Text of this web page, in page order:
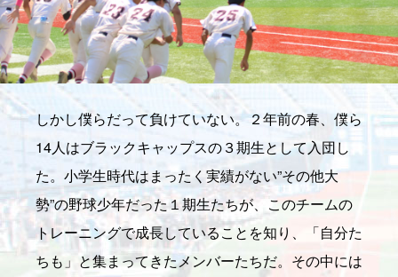
しかし僕らだって負けていない。２年前の春、僕ら
14人はブラックキャップスの３期生として入団し
た。小学生時代はまったく実績がない”その他大
勢”の野球少年だった１期生たちが、このチームの
トレーニングで成長していることを知り、「自分た
ちも」と集まってきたメンバーたちだ。その中には